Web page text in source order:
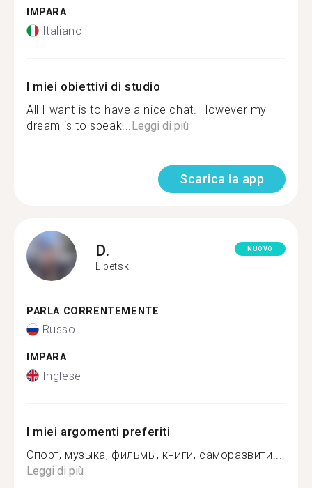
IMPARA
Italiano
I miei obiettivi di studio
All I want is to have a nice chat. However my
dream is to speak... Leggi di più
Scarica la app
D.
Lipetsk
NUOVO
PARLA CORRENTEMENTE
Russo
IMPARA
Inglese
I miei argomenti preferiti
Спорт, музыка, фильмы, книги, саморазвити...
Leggi di più